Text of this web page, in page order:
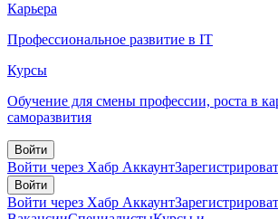
Карьера
Профессиональное развитие в IT
Курсы
Обучение для смены профессии, роста в
саморазвития
Войти
Войти через Хабр Аккаунт
Войти
Войти через Хабр Аккаунт